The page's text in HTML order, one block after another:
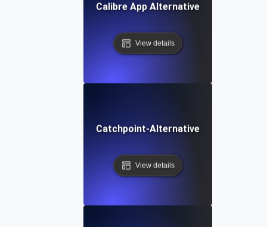
Calibre App Alternative
View details
Catchpoint-Alternative
View details